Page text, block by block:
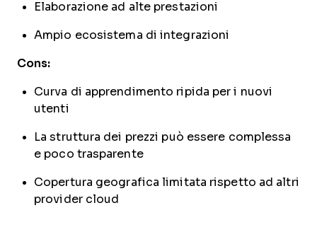
Elaborazione ad alte prestazioni
Ampio ecosistema di integrazioni
Cons:
Curva di apprendimento ripida per i nuovi
utenti
La struttura dei prezzi può essere complessa
e poco trasparente
Copertura geografica limitata rispetto ad altri
provider cloud